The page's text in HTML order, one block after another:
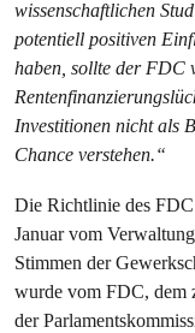
wissenschaftlichen
potentiell positiven
haben, sollte der FDC
Investitionen nicht als
Chance verstehen.“
Die Richtlinie des
Januar vom
Stimmen der
wurde vom FDC, dem
der